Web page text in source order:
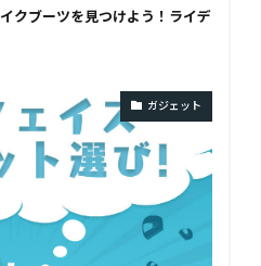
クブーツを見つけよう！ライデ
ガジェット